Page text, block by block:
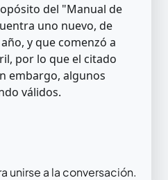
del "Manual de
uno nuevo, de
y que comenzó a
por lo que el citado
embargo, algunos
válidos.
unirse a la conversación.